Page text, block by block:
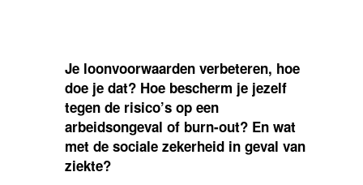
Je loonvoorwaarden verbeteren, hoe
doe je dat? Hoe bescherm je jezelf
tegen de risico’s op een
arbeidsongeval of burn-out? En wat
met de sociale zekerheid in geval van
ziekte?